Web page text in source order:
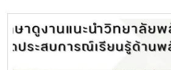
นับเป็นอีกหนึ่งภารกิจสำคัญของวิทยาลัย
สร้างการรับรู้เกี่ยวกับหลักสูตรและเส้นท
พลังงาน พร้อมเปิดโอกาสให้นักศึกษาได้ม
ประสบการณ์การทำงานจริง ตลอดจนผลง
โครงการพัฒนาที่ได้ดำเนินการระหว่าง
สถานประกอบการ การสอบนำเสนอครั้งนี้